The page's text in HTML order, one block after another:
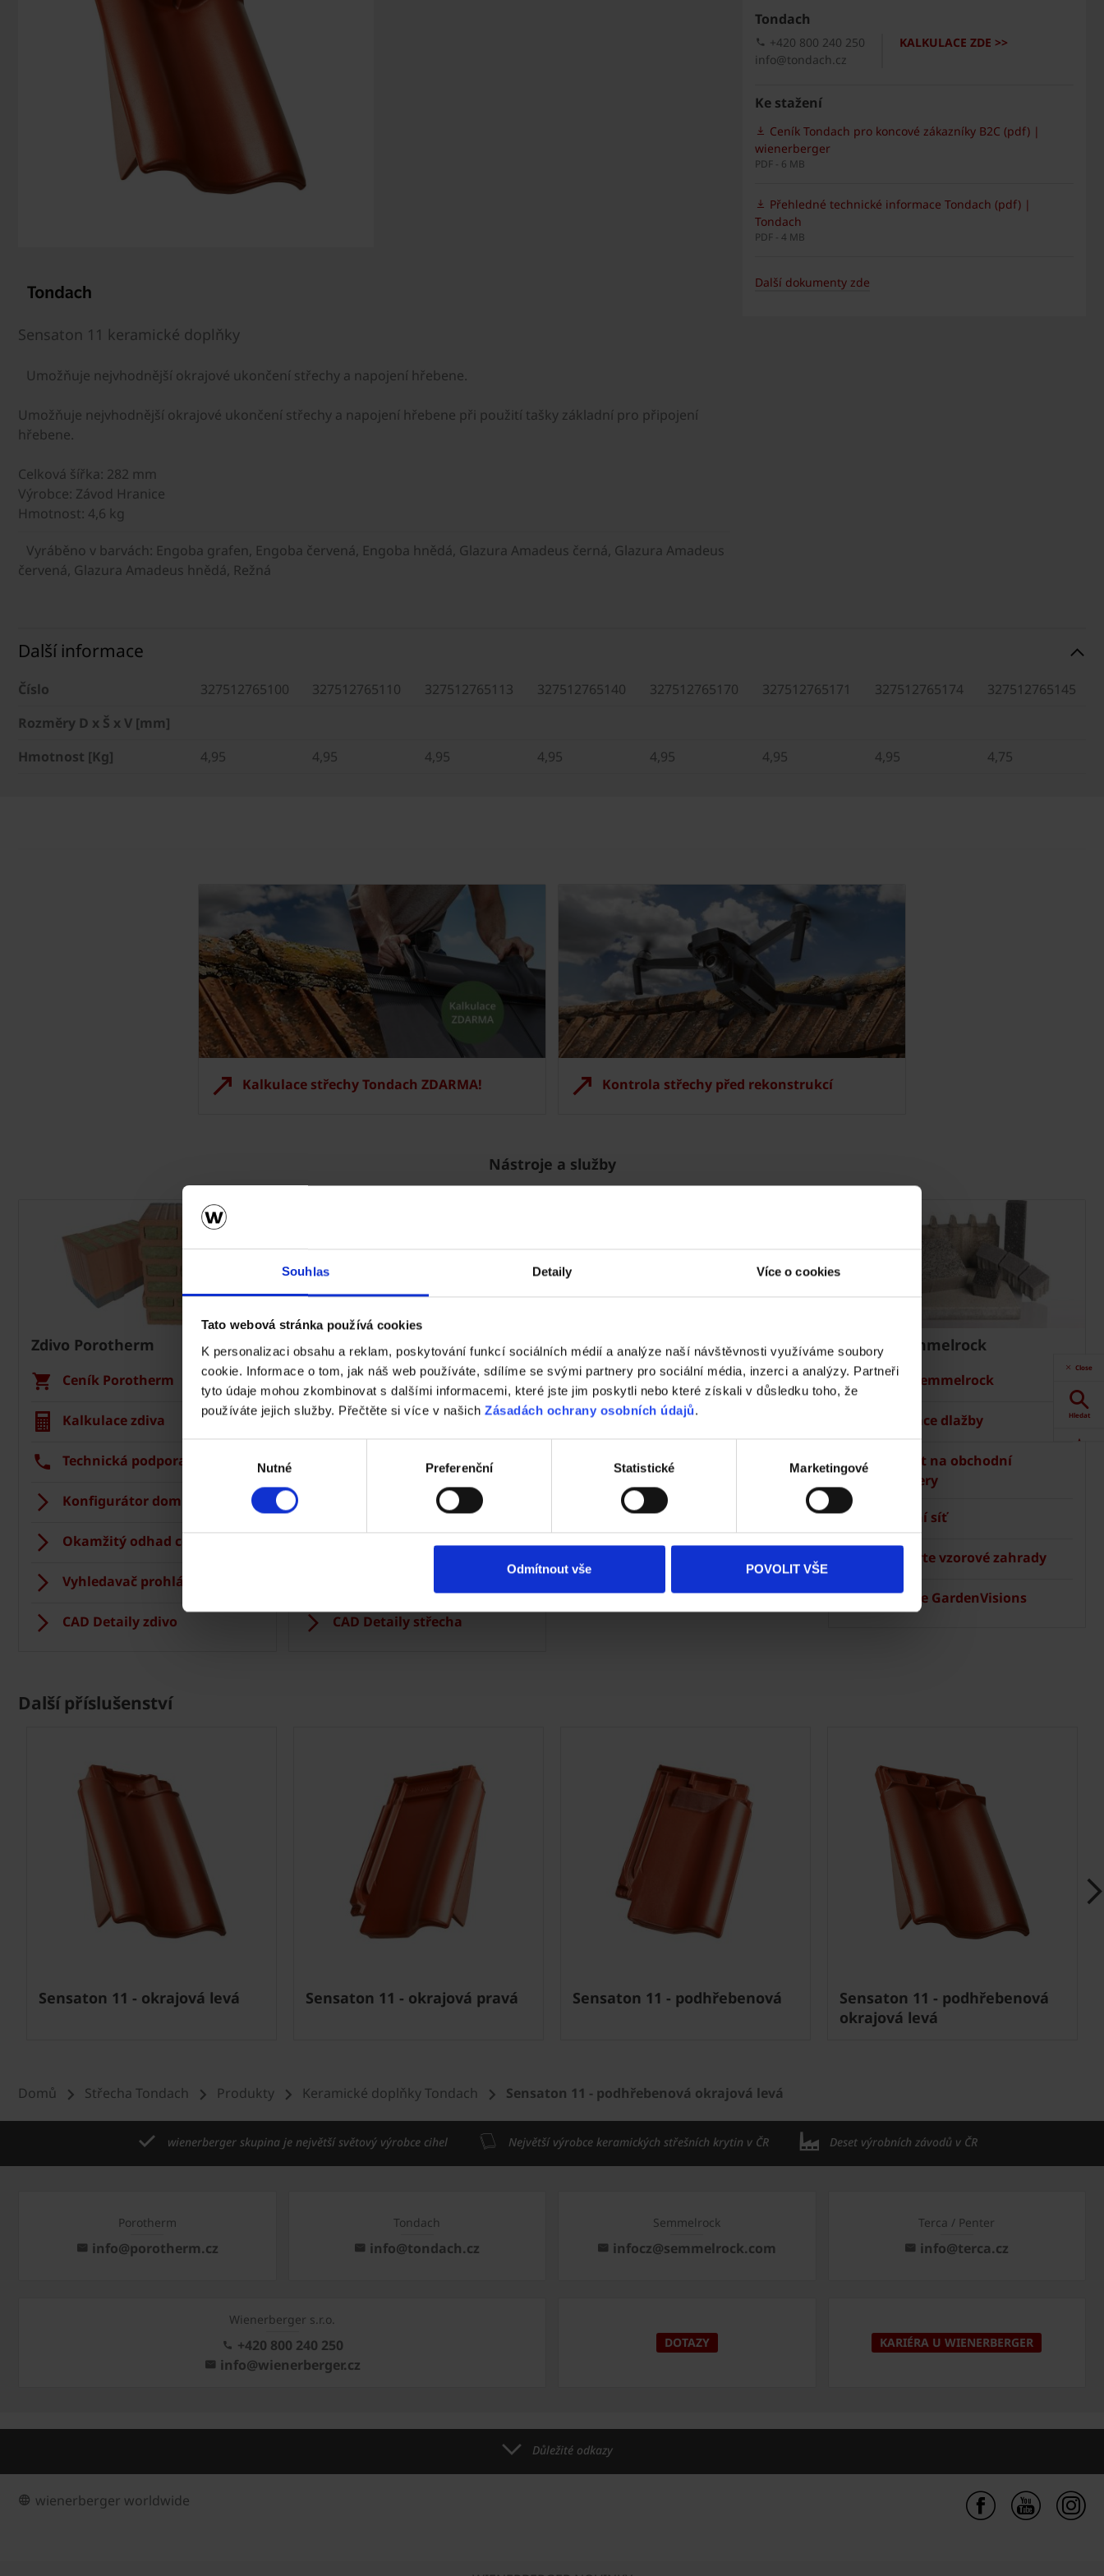
Souhlas Detaily Více o cookies
Tato webová stránka používá cookies
K personalizaci obsahu a reklam, poskytování funkcí sociálních médií a analýze naší návštěvnosti využíváme soubory
cookie. Informace o tom, jak náš web používáte, sdílíme se svými partnery pro sociální média, inzerci a analýzy. Partneři
tyto údaje mohou zkombinovat s dalšími informacemi, které jste jim poskytli nebo které získali v důsledku toho, že
používáte jejich služby. Přečtěte si více v našich Zásadách ochrany osobních údajů.
souhlasu
Nutné Preferenční Statistické Marketingové
Odmítnout vše POVOLIT VŠE
Sensaton 11 keramické doplňky
Umožňuje nejvhodnější okrajové ukončení střechy a napojení hřebene.
Umožňuje nejvhodnější okrajové ukončení střechy a napojení hřebene při použití tašky základní pro připojení
hřebene.
Celková šířka: 282 mm
Výrobce: Závod Hranice
Hmotnost: 4,6 kg
Vyráběno v barvách: Engoba grafen, Engoba červená, Engoba hnědá, Glazura Amadeus černá, Glazura Amadeus
červená, Glazura Amadeus hnědá, Režná
Tondach
KALKULACE ZDE >>
+420 800 240 250
info@tondach.cz
Ke stažení
Ceník Tondach pro koncové zákazníky B2C (pdf) |
wienerberger
PDF - 6 MB
Přehledné technické informace Tondach (pdf) |
Tondach
PDF - 4 MB
Další dokumenty zde
Další informace
Číslo 327512765100 327512765110 327512765113 327512765140 327512765170 327512765171 327512765174
327512765145
Rozměry D x Š x V [mm]
Hmotnost [Kg]
4,95 4,95 4,95 4,95 4,95 4,95 4,95 4,75
Kalkulace střechy Tondach ZDARMA! Kontrola střechy před rekonstrukcí
Nástroje a služby
Zdivo Porotherm
Ceník Porotherm
Kalkulace zdiva
Technická podpora
Konfigurátor domu
Okamžitý odhad ceny stropu
Vyhledavač prohlášení DoP
CAD Detaily zdivo
Střecha Tondach
Ceník Tondach
Kalkulace střešní krytiny
Technická podpora
Střechy ve vašem okolí
Vizualizace střechy
CAD Detaily střecha
Fasáda Terca
Ceník Terca
Kalkulace fasády
Technická podpora
Specialista prodeje
Navštivte vzorkovnu Terca
Dlažba Semmelrock
Ceník Semmelrock
Kalkulace dlažby
Kontakt na obchodní
manažery
Prodejní síť
Navštivte vzorové zahrady
Aplikace GardenVisions
Další příslušenství
Sensaton 11 - okrajová levá Sensaton 11 - okrajová pravá Sensaton 11 - podhřebenová
Sensaton 11 - podhřebenová
okrajová levá
Close
Hledat
Domů Střecha Tondach Produkty Keramické doplňky Tondach Sensaton 11 - podhřebenová okrajová levá
wienerberger skupina je největší světový výrobce cihel Největší výrobce keramických střešních krytin v ČR Deset výrobních závodů v ČR
Porotherm
info@porotherm.cz
Tondach
info@tondach.cz
Semmelrock
infocz@semmelrock.com
Terca / Penter
info@terca.cz
Wienerberger s.r.o.
+420 800 240 250
info@wienerberger.cz
DOTAZY KARIÉRA U WIENERBERGER
Důležité odkazy
wienerberger worldwide